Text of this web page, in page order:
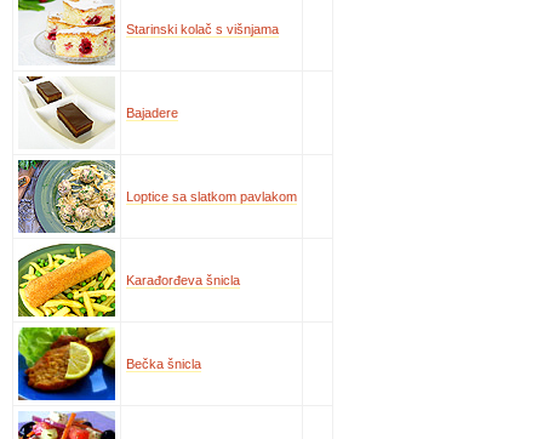
Starinski kolač s višnjama
Bajadere
Loptice sa slatkom pavlakom
Karađorđeva šnicla
Bečka šnicla